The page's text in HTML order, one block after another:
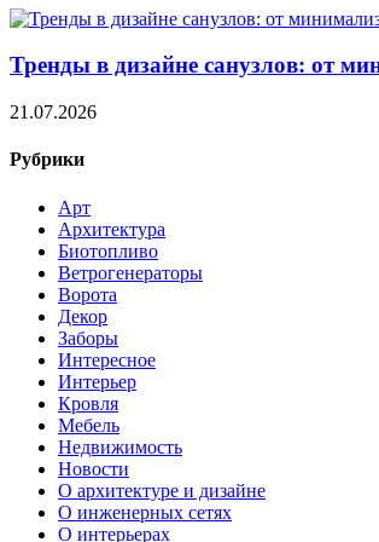
Тренды в дизайне санузлов: от
21.07.2026
Рубрики
Арт
Архитектура
Биотопливо
Ветрогенераторы
Ворота
Декор
Заборы
Интересное
Интерьер
Кровля
Мебель
Недвижимость
Новости
О архитектуре и дизайне
О инженерных сетях
О интерьерах